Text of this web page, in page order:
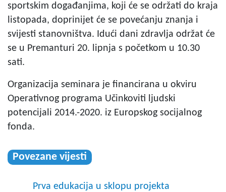
sportskim događanjima, koji će se održati do kraja
listopada, doprinijet će se povećanju znanja i
svijesti stanovništva. Idući dani zdravlja održat će
se u Premanturi 20. lipnja s početkom u 10.30
sati.
Organizacija seminara je financirana u okviru
Operativnog programa Učinkoviti ljudski
potencijali 2014.-2020. iz Europskog socijalnog
fonda.
Povezane vijesti
Prva edukacija u sklopu projekta